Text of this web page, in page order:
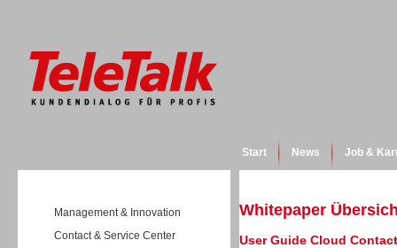
Start News Job &
Management & Innovation
Contact & Service Center
Whitepaper
User Guide Cloud